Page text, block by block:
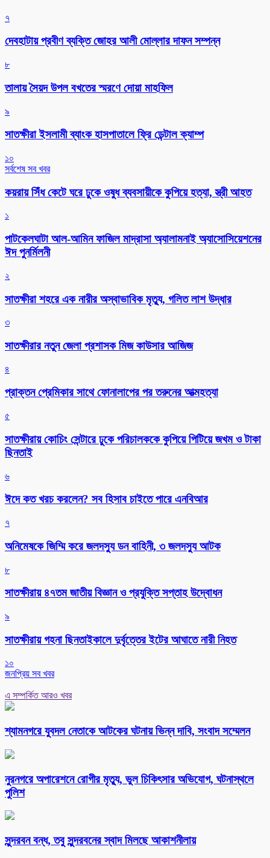
৭
দেবহাটায় প্রবীণ ব্যক্তি জোহর আলী মোল্লার দাফন সম্পন্ন
৮
তালায় সৈয়দ উপল বখতের স্মরণে দোয়া মাহফিল
৯
সাতক্ষীরা ইসলামী ব্যাংক হাসপাতালে ফ্রি ডেন্টাল ক্যাম্প
১০
সর্বশেষ সব খবর
কয়রায় সিঁধ কেটে ঘরে ঢুকে ওষুধ ব্যবসায়ীকে কুপিয়ে হত্যা, স্ত্রী আহত
১
পাটকেলঘাটা আল-আমিন ফাজিল মাদ্রাসা অ্যালামনাই অ্যাসোসিয়েশনের
ঈদ পুনর্মিলনী
২
সাতক্ষীরা শহরে এক নারীর অস্বাভাবিক মৃত্যু, গলিত লাশ উদ্ধার
৩
সাতক্ষীরার নতুন জেলা প্রশাসক মিজ কাউসার আজিজ
৪
প্রাক্তন প্রেমিকার সাথে ফোনালাপের পর তরুনের আত্মহত্যা
৫
সাতক্ষীরায় কোচিং সেন্টারে ঢুকে পরিচালককে কুপিয়ে পিটিয়ে জখম ও টাকা
ছিনতাই
৬
ঈদে কত খরচ করলেন? সব হিসাব চাইতে পারে এনবিআর
৭
অনিমেষকে জিম্মি করে জলদস্যু ডন বাহিনী, ৩ জলদস্যু আটক
৮
সাতক্ষীরায় ৪৭তম জাতীয় বিজ্ঞান ও প্রযুক্তি সপ্তাহ উদ্বোধন
৯
সাতক্ষীরায় গহনা ছিনতাইকালে দুর্বৃত্তের ইটের আঘাতে নারী নিহত
১০
জনপ্রিয় সব খবর
এ সম্পর্কিত আরও খবর
শ্যামনগরে যুবদল নেতাকে আটকের ঘটনায় ভিন্ন দাবি, সংবাদ সম্মেলন
নুরনগরে অপারেশনে রোগীর মৃত্যু, ভুল চিকিৎসার অভিযোগ, ঘটনাস্থলে
পুলিশ
সুন্দরবন বন্ধ, তবু সুন্দরবনের স্বাদ মিলছে আকাশনীলায়